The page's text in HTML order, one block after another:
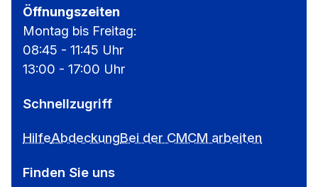
Öffnungszeiten
Montag bis Freitag:
08:45 - 11:45 Uhr
13:00 - 17:00 Uhr
Schnellzugriff
HilfeAbdeckungBei der CMCM arbeiten
Finden Sie uns